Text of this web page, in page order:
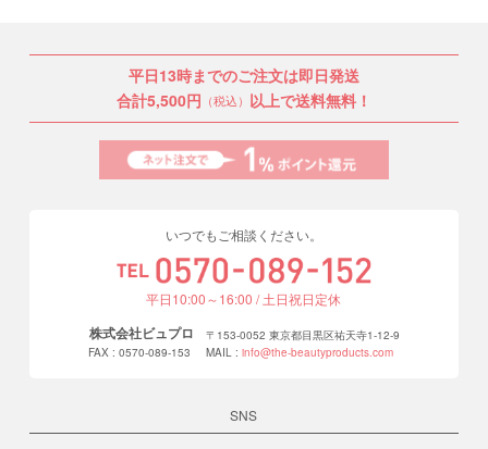
平日13時までのご注文は即日発送
合計5,500円 （税込） 以上で送料無料！
いつでもご相談ください。
平日10:00～16:00 / 土日祝日定休
株式会社ビュプロ
〒153-0052 東京都目黒区祐天寺1-12-9
FAX : 0570-089-153
MAIL : info@the-beautyproducts.com
SNS